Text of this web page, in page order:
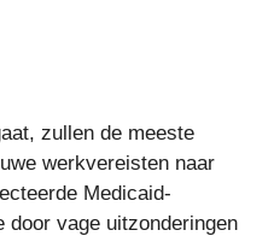
zullen de meeste
werkvereisten naar
Medicaid-
door vage uitzonderingen